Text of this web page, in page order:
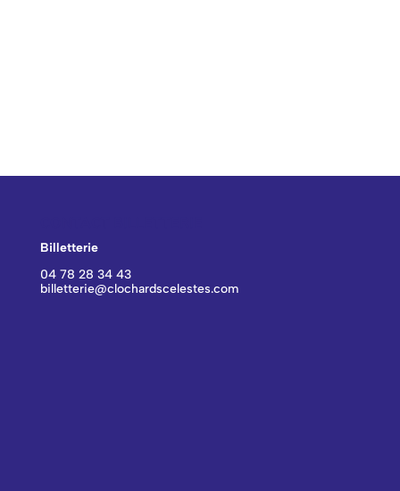
Billetterie
04 78 28 34 43
billetterie@clochardscelestes.com